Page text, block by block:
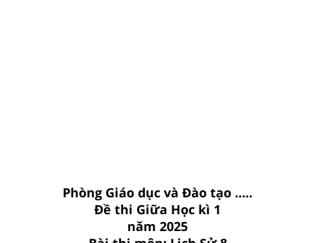
Phòng Giáo dục và Đào tạo .....
Đề thi Giữa Học kì 1
năm 2025